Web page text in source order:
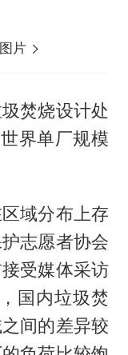
片
焚烧设计处
界单厂规模
域分布上存
志愿者协会
受媒体采访
国内垃圾焚
间的差异较